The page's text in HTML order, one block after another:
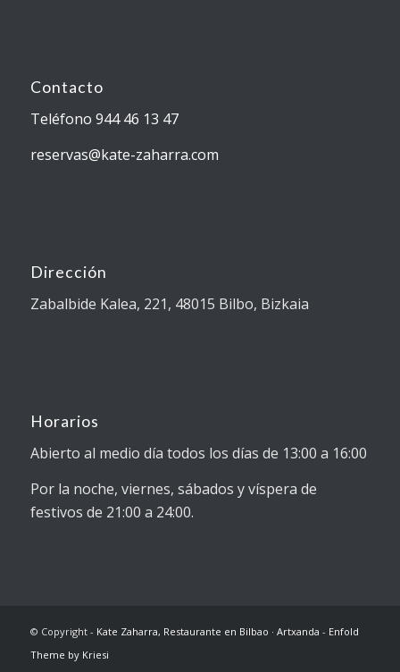
Contacto
Teléfono 944 46 13 47
reservas@kate-zaharra.com
Dirección
Zabalbide Kalea, 221, 48015 Bilbo, Bizkaia
Horarios
Abierto al medio día todos los días de 13:00 a 16:00
Por la noche, viernes, sábados y víspera de
festivos de 21:00 a 24:00.
© Copyright - Kate Zaharra, Restaurante en Bilbao · Artxanda - Enfold
Theme by Kriesi